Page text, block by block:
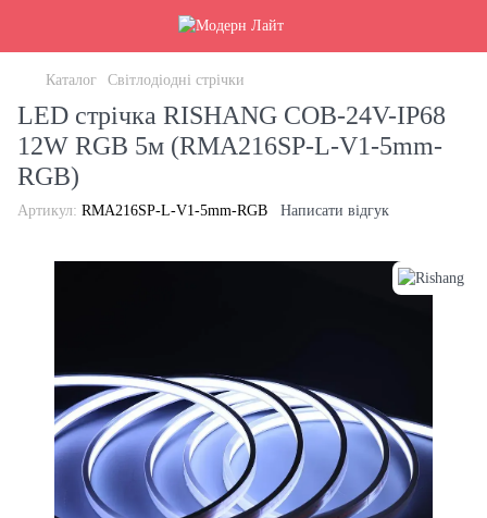
Каталог Світлодіодні стрічки
LED стрічка RISHANG COB-24V-IP68
12W RGB 5м (RMA216SP-L-V1-5mm-
RGB)
Артикул: RMA216SP-L-V1-5mm-RGB Написати відгук